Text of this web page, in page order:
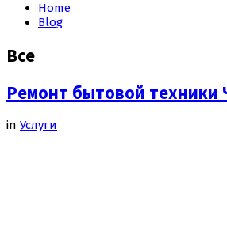
Home
Blog
Все
Ремонт бытовой техники
in Услуги